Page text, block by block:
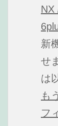
NX
新
せ
は
も
フ